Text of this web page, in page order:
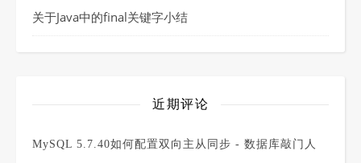
关于Java中的final关键字小结
近期评论
MySQL 5.7.40如何配置双向主从同步 - 数据库敲门人